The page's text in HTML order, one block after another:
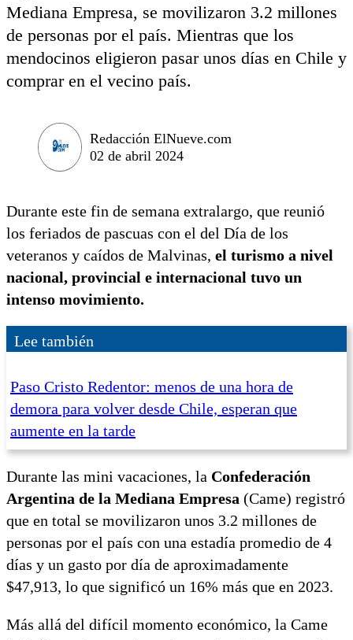
Mediana Empresa, se movilizaron 3.2 millones
de personas por el país. Mientras que los
mendocinos eligieron pasar unos días en Chile y
comprar en el vecino país.
Redacción ElNueve.com
02 de abril 2024
Durante este fin de semana extralargo, que reunió
los feriados de pascuas con el del Día de los
veteranos y caídos de Malvinas, el turismo a nivel
nacional, provincial e internacional tuvo un
intenso movimiento.
Lee también
Paso Cristo Redentor: menos de una hora de
demora para volver desde Chile, esperan que
aumente en la tarde
Durante las mini vacaciones, la Confederación
Argentina de la Mediana Empresa (Came) registró
que en total se movilizaron unos 3.2 millones de
personas por el país con una estadía promedio de 4
días y un gasto por día de aproximadamente
$47,913, lo que significó un 16% más que en 2023.
Más allá del difícil momento económico, la Came